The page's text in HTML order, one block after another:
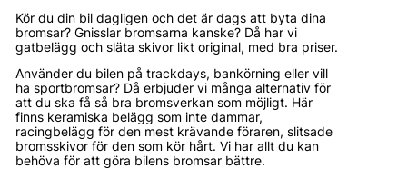
Kör du din bil dagligen och det är dags att byta dina
bromsar? Gnisslar bromsarna kanske? Då har vi
gatbelägg och släta skivor likt original, med bra priser.
Använder du bilen på trackdays, bankörning eller vill
ha sportbromsar? Då erbjuder vi många alternativ för
att du ska få så bra bromsverkan som möjligt. Här
finns keramiska belägg som inte dammar,
racingbelägg för den mest krävande föraren, slitsade
bromsskivor för den som kör hårt. Vi har allt du kan
behöva för att göra bilens bromsar bättre.